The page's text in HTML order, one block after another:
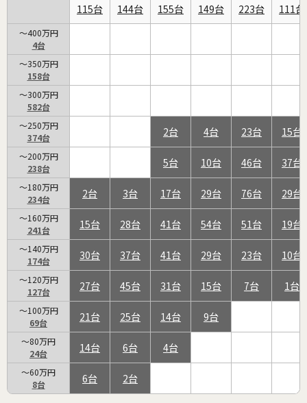
115 144 155 149 223 111
～400万円
4
～350万円
158
～300万円
582
～250万円
374
2 4 23 15
～200万円
238
5 10 46 37
～180万円
234
2 3 17 29 76 29
～160万円
241
15 28 41 54 51 19
～140万円
174
30 37 41 29 23 10
～120万円
127
27 45 31 15 7 1
～100万円
69
21 25 14 9
～80万円
24
14 6 4
～60万円
8
6 2